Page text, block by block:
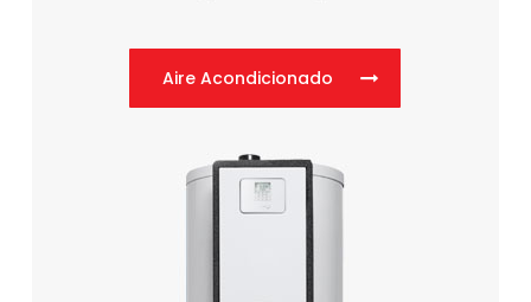
Aire Acondicionado